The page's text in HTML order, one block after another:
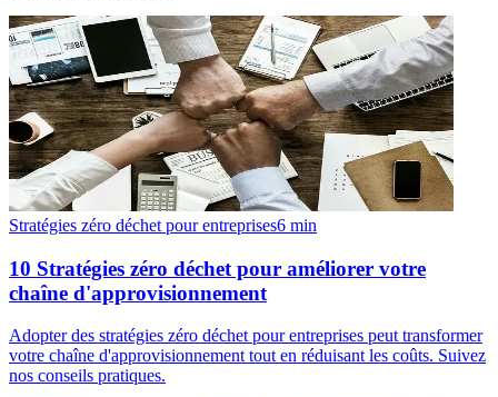
Stratégies zéro déchet pour entreprises6 min
10 Stratégies zéro déchet pour améliorer votre
chaîne d'approvisionnement
Adopter des stratégies zéro déchet pour entreprises peut transformer
votre chaîne d'approvisionnement tout en réduisant les coûts. Suivez
nos conseils pratiques.